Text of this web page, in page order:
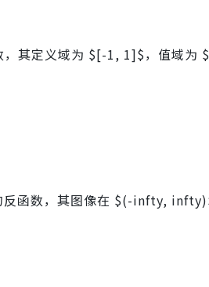
其定义域为 $[-1, 1]$，值域为
函数，其图像在 $(-infty,